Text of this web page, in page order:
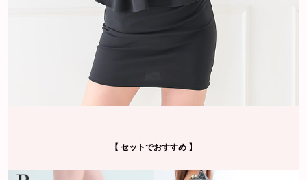
【 セットでおすすめ 】